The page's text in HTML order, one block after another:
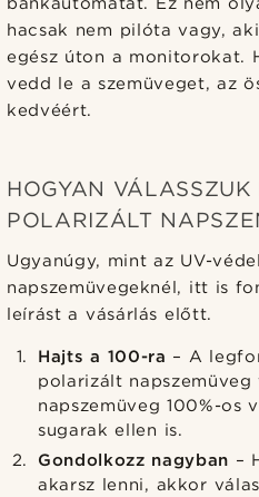
hacsak nem pilóta vagy,
egész úton a monitorokat.
vedd le a szemüveget, az
kedvéért.
HOGYAN
POLARIZÁLT
Ugyanúgy, mint az UV-
napszemüvegeknél, itt is
leírást a vásárlás előtt.
Hajts a 100-ra – A
polarizált napszemüveg
napszemüveg 100%-os
sugarak ellen is.
Gondolkozz nagyban –
akarsz lenni, akkor